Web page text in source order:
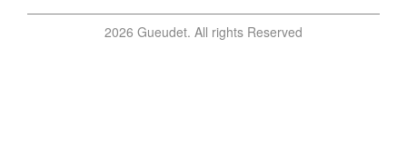
2026 Gueudet. All rights Reserved